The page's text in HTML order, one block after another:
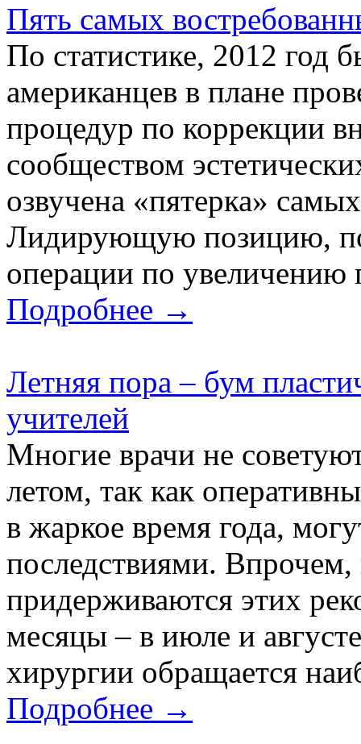
Пять самых
По статистике, 2012 год
американцев в плане
процедур по коррекции
сообществом
озвучена «пятерка»
Лидирующую позицию,
операции по увеличению
Подробнее →
Летняя пора – бум
учителей
Многие врачи не
летом, так как
в жаркое время года,
последствиями. Впрочем,
придерживаются этих
месяцы – в июле и
хирургии обращается
Подробнее →